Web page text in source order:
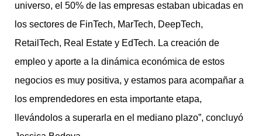
universo, el 50% de las empresas estaban ubicadas en
los sectores de FinTech, MarTech, DeepTech,
RetailTech, Real Estate y EdTech. La creación de
empleo y aporte a la dinámica económica de estos
negocios es muy positiva, y estamos para acompañar a
los emprendedores en esta importante etapa,
llevándolos a superarla en el mediano plazo”, concluyó